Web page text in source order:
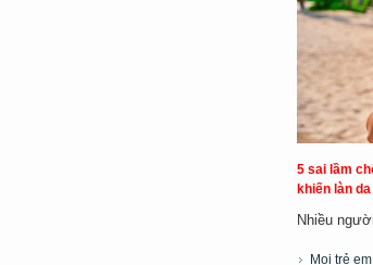
5 sai lầm
khiến làn
Nhiều
Mọi trẻ